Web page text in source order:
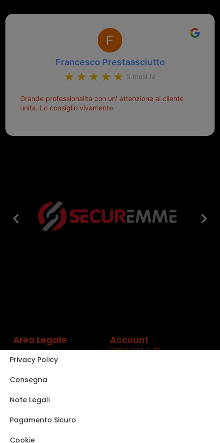
Francesco Prestaasciutto
5 mesi fa
Grande professionalità con un' attenzione al cliente
unita. Lo consiglio vivamente
Area Legale
Privacy Policy
Consegna
Note Legali
Pagamento Sicuro
Cookie
Account
Il mio account
VISITA IL NOSTRO